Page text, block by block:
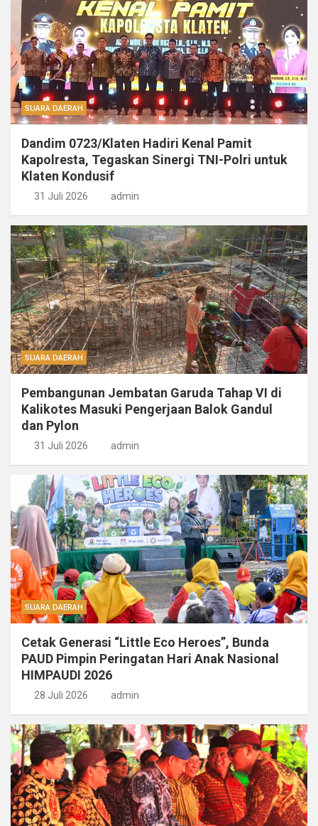
SUARA DAERAH
Dandim 0723/Klaten Hadiri Kenal Pamit
Kapolresta, Tegaskan Sinergi TNI-Polri untuk
Klaten Kondusif
31 Juli 2026 admin
SUARA DAERAH
Pembangunan Jembatan Garuda Tahap VI di
Kalikotes Masuki Pengerjaan Balok Gandul
dan Pylon
31 Juli 2026 admin
SUARA DAERAH
Cetak Generasi “Little Eco Heroes”, Bunda
PAUD Pimpin Peringatan Hari Anak Nasional
HIMPAUDI 2026
28 Juli 2026 admin